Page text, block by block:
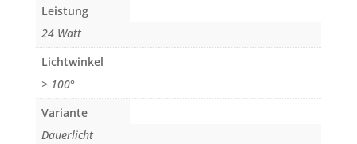
Leistung
24 Watt
Lichtwinkel
> 100°
Variante
Dauerlicht